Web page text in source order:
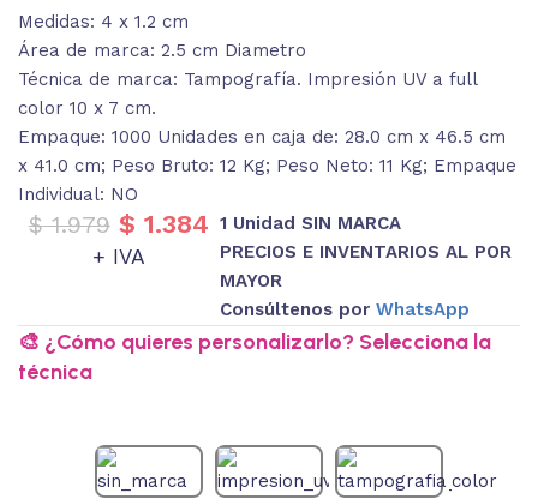
Medidas: 4 x 1.2 cm
Área de marca: 2.5 cm Diametro
Técnica de marca: Tampografía. Impresión UV a full
color 10 x 7 cm.
Empaque: 1000 Unidades en caja de: 28.0 cm x 46.5 cm
x 41.0 cm; Peso Bruto: 12 Kg; Peso Neto: 11 Kg; Empaque
Individual: NO
$1.979 $ 1.384
+ IVA
1 Unidad SIN MARCA
PRECIOS E INVENTARIOS AL POR
MAYOR
Consúltenos por WhatsApp
🎨 ¿Cómo quieres personalizarlo? Selecciona la
técnica